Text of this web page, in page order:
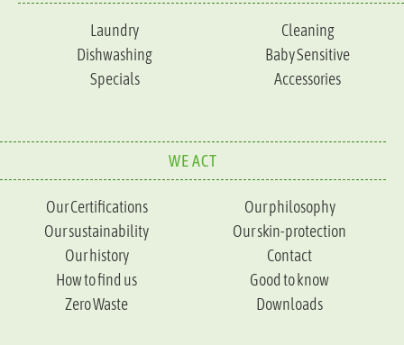
Laundry
Cleaning
Dishwashing
Baby Sensitive
Specials
Accessories
WE ACT
Our Certifications
Our philosophy
Our sustainability
Our skin-protection
Our history
Contact
How to find us
Good to know
Zero Waste
Downloads